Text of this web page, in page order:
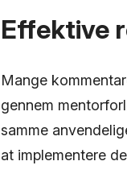
Effektive
Mange
gennem
samme
at implementere